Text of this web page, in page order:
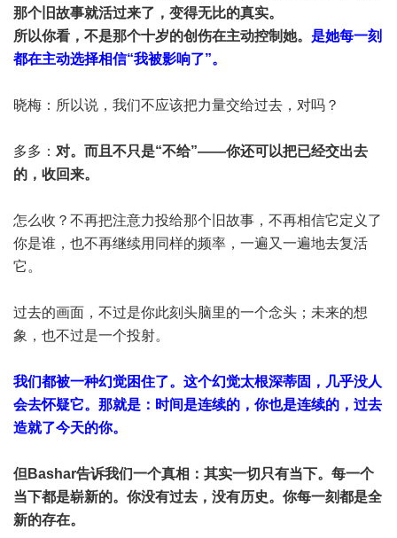
那个旧故事就活过来了，变得无比的真实。
所以你看，不是那个十岁的创伤在主动控制她。 是她每一刻
都在主动选择相信“我被影响了”。
晓梅：所以说，我们不应该把力量交给过去，对吗？
多多： 对。而且不只是“不给”——你还可以把已经交出去
的，收回来。
怎么收？不再把注意力投给那个旧故事，不再相信它定义了
你是谁，也不再继续用同样的频率，一遍又一遍地去复活
它。
过去的画面，不过是你此刻头脑里的一个念头；未来的想
象，也不过是一个投射。
我们都被一种幻觉困住了。这个幻觉太根深蒂固，几乎没人
会去怀疑它。那就是：时间是连续的，你也是连续的，过去
造就了今天的你。
但Bashar告诉我们一个真相：其实一切只有当下。每一个
当下都是崭新的。你没有过去，没有历史。你每一刻都是全
新的存在。